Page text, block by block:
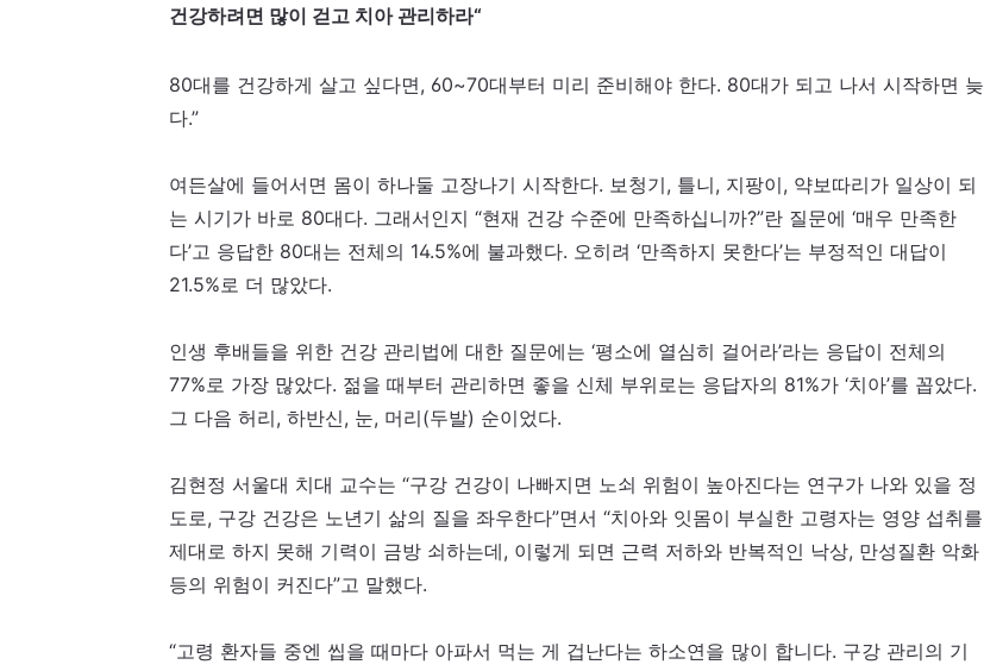
건강하려면 많이 걷고 치아 관리하라“
80대를 건강하게 살고 싶다면, 60~70대부터 미리 준비해야 한다. 80대가 되고 나서 시작하면 늦
다.”
여든살에 들어서면 몸이 하나둘 고장나기 시작한다. 보청기, 틀니, 지팡이, 약보따리가 일상이 되
는 시기가 바로 80대다. 그래서인지 “현재 건강 수준에 만족하십니까?”란 질문에 ‘매우 만족한
다’고 응답한 80대는 전체의 14.5%에 불과했다. 오히려 ‘만족하지 못한다’는 부정적인 대답이
21.5%로 더 많았다.
인생 후배들을 위한 건강 관리법에 대한 질문에는 ‘평소에 열심히 걸어라’라는 응답이 전체의
77%로 가장 많았다. 젊을 때부터 관리하면 좋을 신체 부위로는 응답자의 81%가 ‘치아’를 꼽았다.
그 다음 허리, 하반신, 눈, 머리(두발) 순이었다.
김현정 서울대 치대 교수는 “구강 건강이 나빠지면 노쇠 위험이 높아진다는 연구가 나와 있을 정
도로, 구강 건강은 노년기 삶의 질을 좌우한다”면서 “치아와 잇몸이 부실한 고령자는 영양 섭취를
제대로 하지 못해 기력이 금방 쇠하는데, 이렇게 되면 근력 저하와 반복적인 낙상, 만성질환 악화
등의 위험이 커진다”고 말했다.
“고령 환자들 중엔 씹을 때마다 아파서 먹는 게 겁난다는 하소연을 많이 합니다. 구강 관리의 기